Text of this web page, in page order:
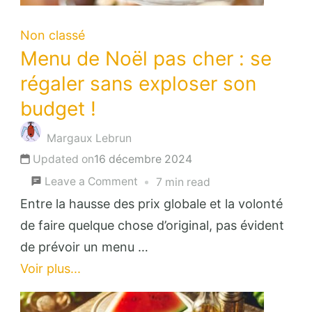
Non classé
Menu de Noël pas cher : se
régaler sans exploser son
budget !
Margaux Lebrun
Updated on16 décembre 2024
Leave a Comment on
Menu
de
cher
7 min read
Entre la hausse des prix globale et la volonté
de faire quelque chose d’original, pas évident
de prévoir un menu …
Voir plus...